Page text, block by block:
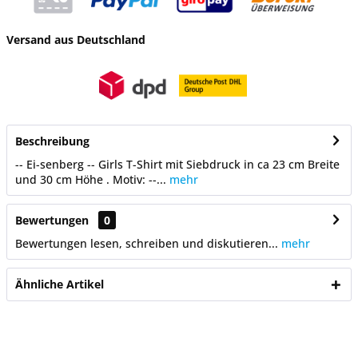
Versand aus Deutschland
Beschreibung
-- Ei-senberg -- Girls T-Shirt mit Siebdruck in ca 23 cm Breite
und 30 cm Höhe . Motiv: --... mehr
Bewertungen
0
Bewertungen lesen, schreiben und diskutieren... mehr
Ähnliche Artikel